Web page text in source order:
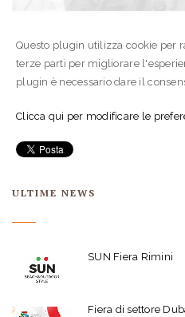
Questo plugin utilizza cookie per
terze parti per migliorare
plugin è necessario dare il
Clicca qui per modificare le
ULTIME NEWS
SUN Fiera Rimini
Fiera di settore